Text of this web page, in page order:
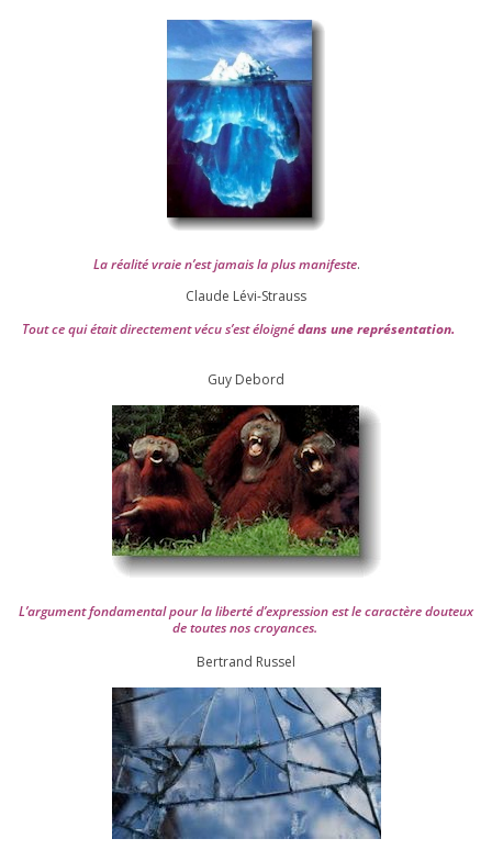
La réa­lité vraie n’est jamais la plus mani­feste.
Claude Lévi-Strauss
Tout ce qui était direc­te­ment vécu s’est éloi­gnédans une repré­sen­ta­tion.
Guy Debord
L’argument fon­da­men­tal pour la liber­té d’expression est le carac­tère dou­teux
de toutes nos croyances.
Ber­trand Russel